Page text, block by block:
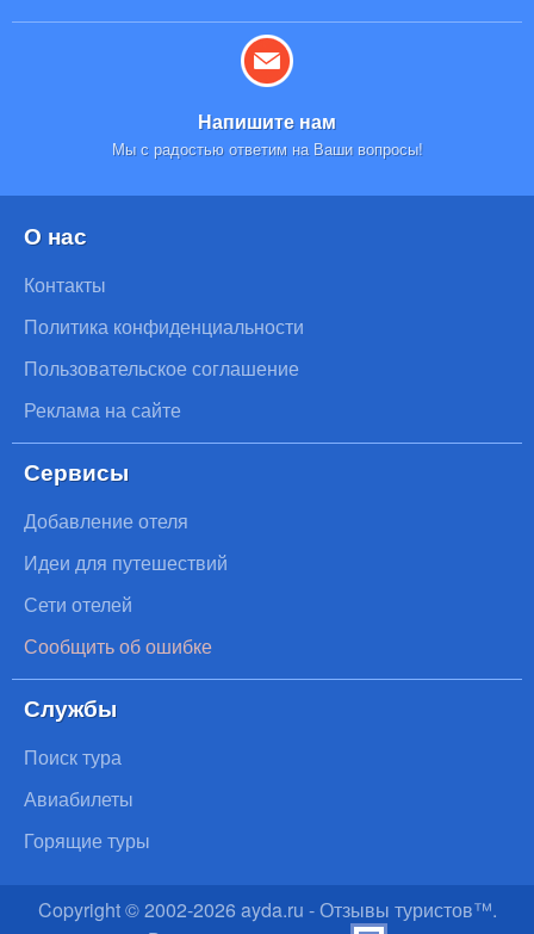
Напишите нам
Мы с радостью ответим на Ваши вопросы!
О нас
Контакты
Политика конфиденциальности
Пользовательское соглашение
Реклама на сайте
Сервисы
Добавление отеля
Идеи для путешествий
Сети отелей
Сообщить об ошибке
Службы
Поиск тура
Авиабилеты
Горящие туры
Copyright © 2002-2026 ayda.ru - Отзывы туристов™.